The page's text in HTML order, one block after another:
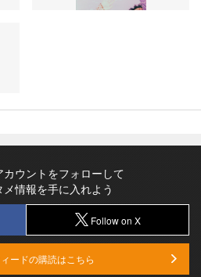
ウントをフォローして
情報を手に入れよう
Follow on X
ードの購読はこちら